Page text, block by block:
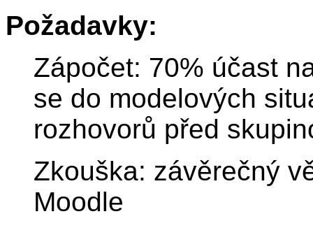
Požadavky:
Zápočet: 70% účast
se do modelových
rozhovorů před
Zkouška: závěrečný
Moodle